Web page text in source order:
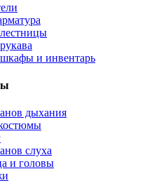
и инвентарь
дыхания
слуха
и головы